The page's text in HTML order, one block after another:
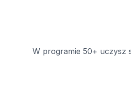
W programie 50+ uczysz